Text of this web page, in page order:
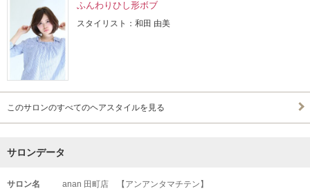
ふんわりひし形ボブ
スタイリスト：和田 由美
このサロンのすべてのヘアスタイルを見る
サロンデータ
サロン名
anan 田町店 【アンアンタマチテン】